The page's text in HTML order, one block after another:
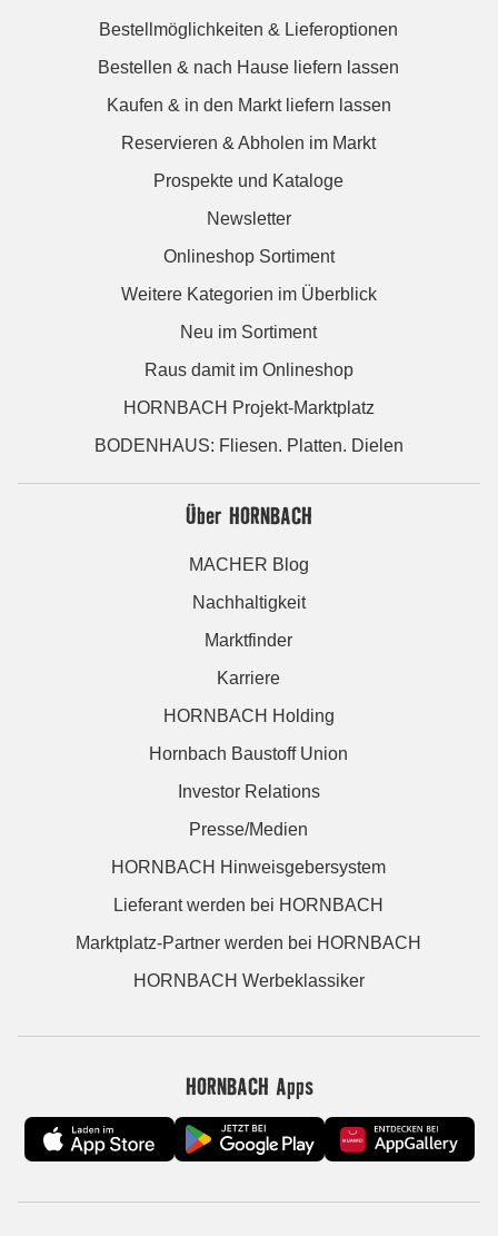
Bestellmöglichkeiten & Lieferoptionen
Bestellen & nach Hause liefern lassen
Kaufen & in den Markt liefern lassen
Reservieren & Abholen im Markt
Prospekte und Kataloge
Newsletter
Onlineshop Sortiment
Weitere Kategorien im Überblick
Neu im Sortiment
Raus damit im Onlineshop
HORNBACH Projekt-Marktplatz
BODENHAUS: Fliesen. Platten. Dielen
Über HORNBACH
MACHER Blog
Nachhaltigkeit
Marktfinder
Karriere
HORNBACH Holding
Hornbach Baustoff Union
Investor Relations
Presse/Medien
HORNBACH Hinweisgebersystem
Lieferant werden bei HORNBACH
Marktplatz-Partner werden bei HORNBACH
HORNBACH Werbeklassiker
HORNBACH Apps